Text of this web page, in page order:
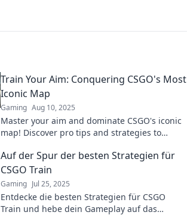
Train Your Aim: Conquering CSGO's Most
Iconic Map
Gaming Aug 10, 2025
Master your aim and dominate CSGO's iconic
map! Discover pro tips and strategies to
competition.
Auf der Spur der besten Strategien für
CSGO Train
Gaming Jul 25, 2025
Entdecke die besten Strategien für CSGO
Train und hebe dein Gameplay auf das